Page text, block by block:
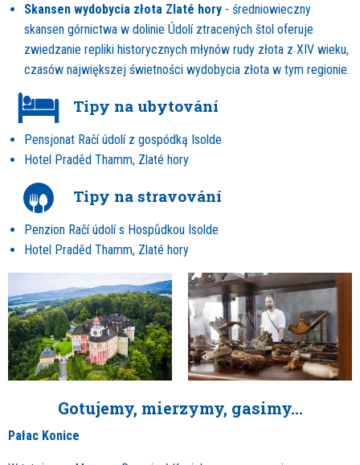
Skansen wydobycia złota Zlaté hory - średniowieczny
skansen górnictwa w dolinie Údolí ztracených štol oferuje
zwiedzanie repliki historycznych młynów rudy złota z XIV wieku,
czasów największej świetności wydobycia złota w tym regionie.
Tipy na ubytování
Pensjonat Račí údolí z gospódką Isolde
Hotel Praděd Thamm, Zlaté hory
Tipy na stravování
Penzion Račí údolí s Hospůdkou Isolde
Hotel Praděd Thamm, Zlaté hory
Gotujemy, mierzymy, gasimy…
Pałac Konice